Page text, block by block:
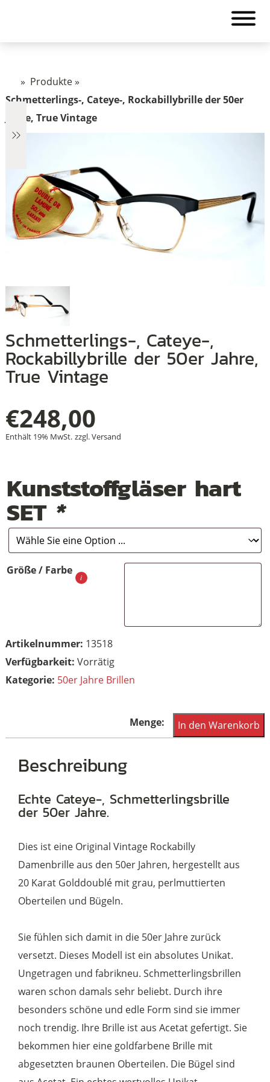
» Produkte»
Schmetterlings-, Cateye-, Rockabillybrille der 50er
Jahre, True Vintage
Schmetterlings-, Cateye-,
Rockabillybrille der 50er Jahre,
True Vintage
€248,00
Enthält 19% MwSt. zzgl.Versand
Kunststoffgläser hart
SET *
Größe / Farbe
Artikelnummer: 13518
Vorrätig
Kategorie: 50er Jahre Brillen
Schmetterlings-,
Cateye-,
50er
Vintage
Menge
In den Warenkorb
Beschreibung
Echte Cateye-, Schmetterlingsbrille
der 50er Jahre.
Dies ist eine Original Vintage Rockabilly
Damenbrille aus den 50er Jahren, hergestellt aus
20 Karat Golddoublé mit grau, perlmuttierten
Oberteilen und Bügeln.
Sie fühlen sich damit in die 50er Jahre zurück
versetzt. Dieses Modell ist ein absolutes Unikat.
Ungetragen und fabrikneu. Schmetterlingsbrillen
waren schon damals sehr beliebt. Durch ihre
besonders schöne und edle Form sind sie immer
noch trendig. Ihre Brille ist aus Acetat gefertigt. Sie
bekommen hier eine goldfarbene Brille mit
abgesetzten braunen Oberteilen. Die Bügel sind
2.890
+
+